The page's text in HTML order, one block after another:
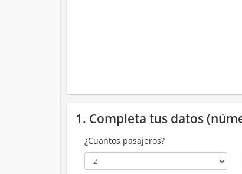
1. Completa tus datos
¿Cuantos pasajeros?